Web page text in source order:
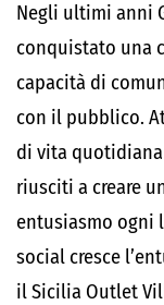
Negli ultimi anni
conquistato una
capacità di
con il pubblico.
di vita
riusciti a creare
entusiasmo ogni
social cresce
il Sicilia Outlet